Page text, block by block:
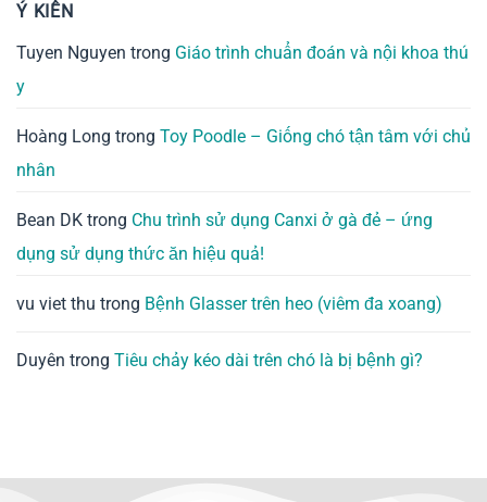
Ý KIẾN
Tuyen Nguyen trong Giáo trình chuẩn đoán và nội khoa thú
y
Hoàng Long trong Toy Poodle – Giống chó tận tâm với chủ
nhân
Bean DK trong Chu trình sử dụng Canxi ở gà đẻ – ứng
dụng sử dụng thức ăn hiệu quả!
vu viet thu trong Bệnh Glasser trên heo (viêm đa xoang)
Duyên trong Tiêu chảy kéo dài trên chó là bị bệnh gì?